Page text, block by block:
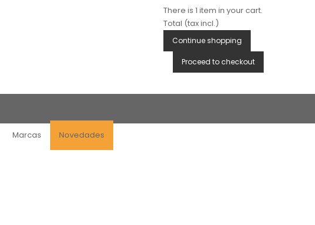
There is 1 item in your cart.
Total (tax incl.)
Continue shopping
Proceed to checkout
Marcas Novedades